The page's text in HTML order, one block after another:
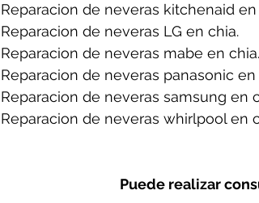
Reparacion de neveras kitchenaid en
Reparacion de neveras LG en chia.
Reparacion de neveras mabe en chia.
Reparacion de neveras panasonic en
Reparacion de neveras samsung en
Reparacion de neveras whirlpool en
Puede realizar